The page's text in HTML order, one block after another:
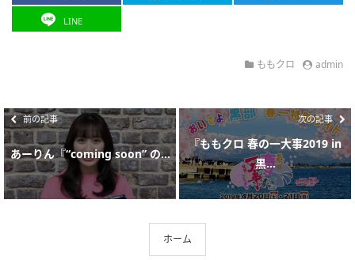
LINE
ももクロ admin
前の記事
あーりん『“coming soon” の...
次の記事
『ももクロ 春の一大事2019 in
黒...
ホーム